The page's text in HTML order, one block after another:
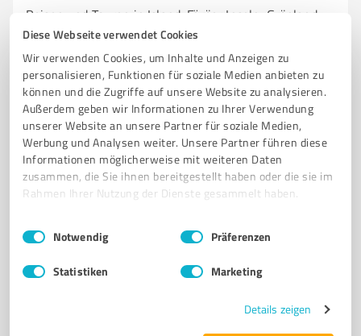
Diese Webseite verwendet Cookies
Wir verwenden Cookies, um Inhalte und Anzeigen zu
personalisieren, Funktionen für soziale Medien anbieten zu
können und die Zugriffe auf unsere Website zu analysieren.
Außerdem geben wir Informationen zu Ihrer Verwendung
unserer Website an unsere Partner für soziale Medien,
Werbung und Analysen weiter. Unsere Partner führen diese
Informationen möglicherweise mit weiteren Daten
zusammen, die Sie ihnen bereitgestellt haben oder die sie im
Rahmen Ihrer Nutzung der Dienste gesammelt haben.
Impressum Datenschutzbestimmungen
Einwilligungsauswahl
Notwendig Präferenzen
Statistiken Marketing
Details zeigen
Reisen und Touren in Island, Färöer Inseln, Grönland
und Spitzbergen
REISEN ISLAND FÄRÖER INSELN GRÖNLAND SPITZBERGEN
RUNDREISEN GRUPPENREISEN WANDERREISEN MIETWAGEN
INDIVIDUELLE REISEPLANUNG NORDLICHT URLAUB
Holzbacher Str. 11, 94081 Fürstenzell
Tel. 08502 9171780 www.islandreisen-islandurlaub.de/
12 Bewertungen (1 Quelle)